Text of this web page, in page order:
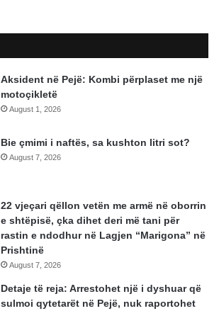
Aksident në Pejë: Kombi përplaset me një
motoçikletë
August 1, 2026
Bie çmimi i naftës, sa kushton litri sot?
August 7, 2026
22 vjeçari qëllon vetën me armë në oborrin
e shtëpisë, çka dihet deri më tani për
rastin e ndodhur në Lagjen “Marigona” në
Prishtinë
August 7, 2026
Detaje të reja: Arrestohet një i dyshuar që
sulmoi qytetarët në Pejë, nuk raportohet